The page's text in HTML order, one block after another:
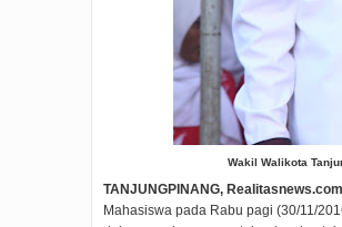
Wakil Walikota
TANJUNGPINANG, Realitasnews.com
Mahasiswa pada Rabu pagi (30/11/